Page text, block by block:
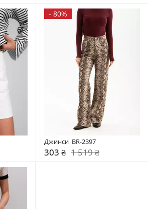
- 80%
Джинси  BR-2397
303 ₴ 1 519 ₴